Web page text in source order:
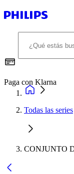
Paga con Klarna
Todas las series
CONJUNTO